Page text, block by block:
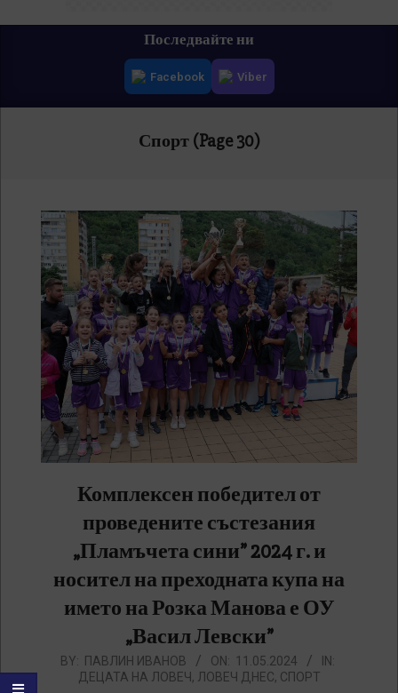
Последвайте ни
Facebook Viber
Спорт (Page 30)
Комплексен победител от
проведените състезания
„Пламъчета сини” 2024 г. и
носител на преходната купа на
името на Розка Манова е ОУ
„Васил Левски”
2024-
BY: ПАВЛИН ИВАНОВ ON: 11.05.2024
IN:
ДЕЦАТА НА ЛОВЕЧ, ЛОВЕЧ ДНЕС, СПОРТ